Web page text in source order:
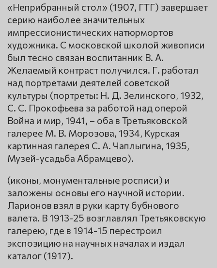
«Неприбранный стол» (1907, ГТГ) завершает
серию наиболее значительных
импрессионистических натюрмортов
художника. С московской школой живописи
был тесно связан воспитанник В. А.
Желаемый контраст получился. Г. работал
над портретами деятелей советской
культуры (портреты: Н. Д. Зелинского, 1932,
С. С. Прокофьева за работой над оперой
Война и мир, 1941, – оба в Третьяковской
галерее М. В. Морозова, 1934, Курская
картинная галерея С. А. Чаплыгина, 1935,
Музей-усадьба Абрамцево).
(иконы, монументальные росписи) и
заложены основы его научной истории.
Ларионов взял в руки карту бубнового
валета. В 1913-25 возглавлял Третьяковскую
галерею, где в 1914-15 перестроил
экспозицию на научных началах и издал
каталог (1917).